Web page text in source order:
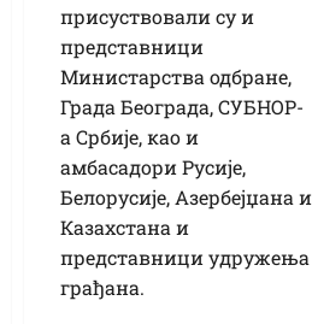
присуствовали су и
представници
Министарства одбране,
Града Београда, СУБНОР-
а Србије, као и
амбасадори Русије,
Белорусије, Азербејџана и
Казахстана и
представници удружења
грађана.